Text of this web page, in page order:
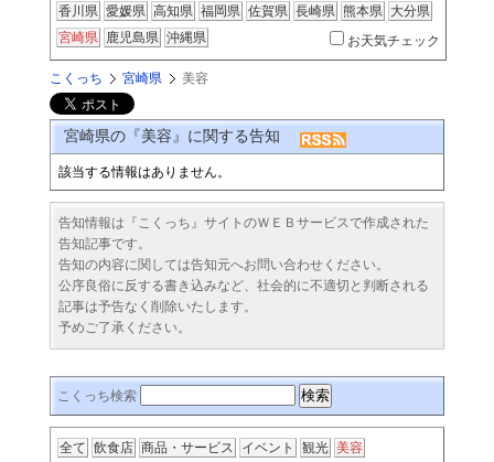
香川県 愛媛県 高知県 福岡県 佐賀県 長崎県 熊本県 大分県
宮崎県 鹿児島県 沖縄県 お天気チェック
こくっち 宮崎県 美容
宮崎県の『美容』に関する告知
該当する情報はありません。
告知情報は『こくっち』サイトのＷＥＢサービスで作成された
告知記事です。
告知の内容に関しては告知元へお問い合わせください。
公序良俗に反する書き込みなど、社会的に不適切と判断される
記事は予告なく削除いたします。
予めご了承ください。
こくっち検索
全て 飲食店 商品・サービス イベント 観光 美容